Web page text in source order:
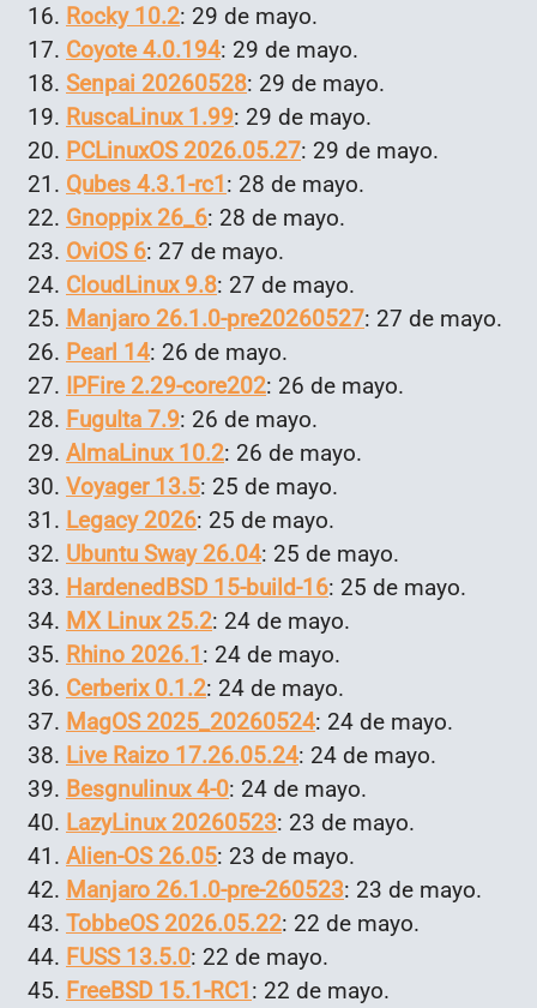
Rocky 10.2: 29 de mayo.
Coyote 4.0.194: 29 de mayo.
Senpai 20260528: 29 de mayo.
RuscaLinux 1.99: 29 de mayo.
PCLinuxOS 2026.05.27: 29 de mayo.
Qubes 4.3.1-rc1 : 28 de mayo.
Gnoppix 26_6: 28 de mayo.
OviOS 6: 27 de mayo.
CloudLinux 9.8: 27 de mayo.
Manjaro 26.1.0-pre20260527: 27 de mayo.
Pearl 14: 26 de mayo.
IPFire 2.29-core202: 26 de mayo.
FuguIta 7.9: 26 de mayo.
AlmaLinux 10.2: 26 de mayo.
Voyager 13.5: 25 de mayo.
Legacy 2026: 25 de mayo.
Ubuntu Sway 26.04: 25 de mayo.
HardenedBSD 15-build-16: 25 de mayo.
MX Linux 25.2: 24 de mayo.
Rhino 2026.1 : 24 de mayo.
Cerberix 0.1.2: 24 de mayo.
MagOS 2025_20260524: 24 de mayo.
Live Raizo 17.26.05.24: 24 de mayo.
Besgnulinux 4-0: 24 de mayo.
LazyLinux 20260523: 23 de mayo.
Alien-OS 26.05: 23 de mayo.
Manjaro 26.1.0-pre-260523: 23 de mayo.
TobbeOS 2026.05.22: 22 de mayo.
FUSS 13.5.0: 22 de mayo.
FreeBSD 15.1-RC1 : 22 de mayo.